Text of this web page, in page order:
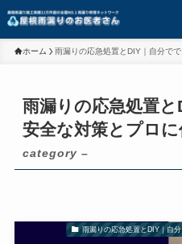
ホーム 雨漏りの応急処置とDIY｜自分で
雨漏りの応急処置
安全な対策とプロ
category –
雨漏りの応急処置とDIY｜自